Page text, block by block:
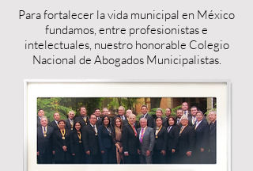
Para fortalecer la vida municipal en México
fundamos, entre profesionistas e
intelectuales, nuestro honorable Colegio
Nacional de Abogados Municipalistas.